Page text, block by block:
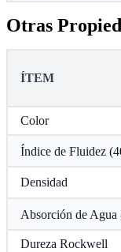
Otras
ÍTEM
Color
Índice de Fluidez
Densidad
Absorción de
Dureza Rockwell